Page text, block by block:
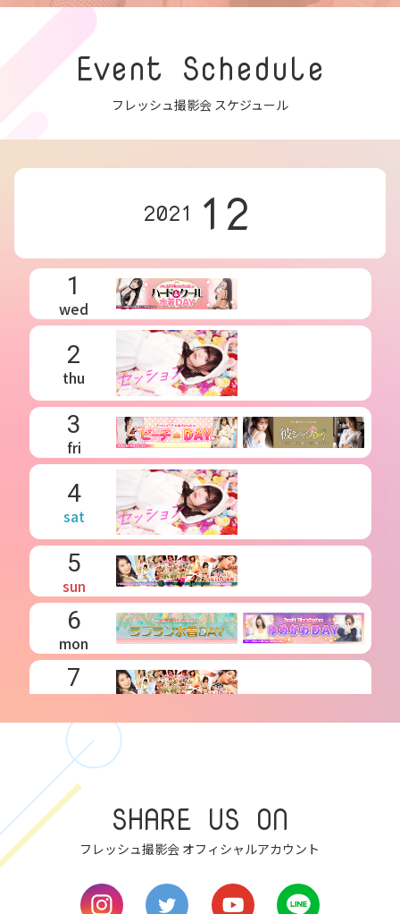
Event Schedule
フレッシュ撮影会 スケジュール
2021 12
1
wed
2
thu
3
fri
4
sat
5
sun
6
mon
7
tue
8
wed
fri
SHARE US ON
フレッシュ撮影会 オフィシャルアカウント